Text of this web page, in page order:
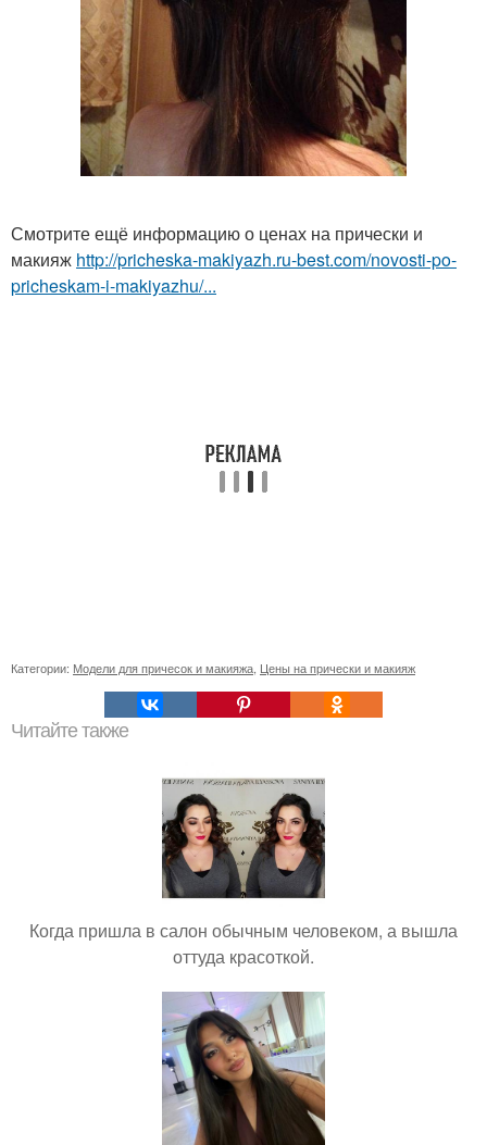
Смотрите ещё информацию о ценах на прически и
макияж http://pricheska-makiyazh.ru-best.com/novosti-po-
pricheskam-i-makiyazhu/...
Категории: Модели для причесок и макияжа, Цены на прически и макияж
Читайте также
Когда пришла в салон обычным человеком, а вышла
оттуда красоткой.